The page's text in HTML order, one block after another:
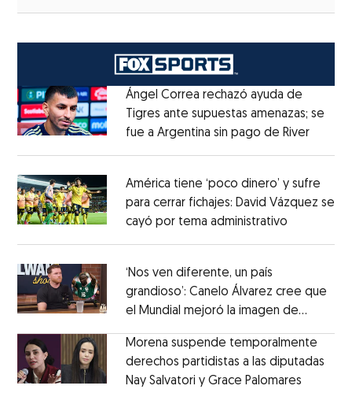
Ángel Correa rechazó ayuda de
Tigres ante supuestas amenazas; se
fue a Argentina sin pago de RiverOpens
América tiene ‘poco dinero’ y sufre
para cerrar fichajes: David Vázquez se
cayó por tema administrativo
‘Nos ven diferente, un país
grandioso’: Canelo Álvarez cree que
el Mundial mejoró la imagen de
Morena suspende temporalmente
derechos partidistas a las diputadas
Nay Salvatori y Grace Palomares